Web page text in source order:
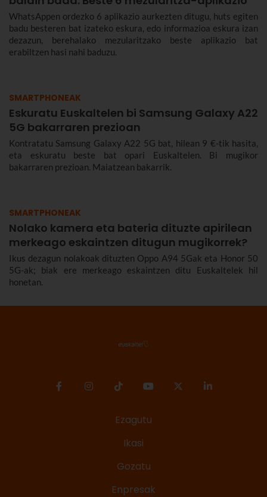
WhatsAppen ordezko 6 aplikazio aurkezten ditugu, huts egiten
badu besteren bat izateko eskura, edo informazioa eskura izan
dezazun, berehalako mezularitzako beste aplikazio bat
erabiltzen hasi nahi baduzu.
SMARTPHONEAK
Eskuratu Euskaltelen bi Samsung Galaxy A22
5G bakarraren prezioan
Kontratatu Samsung Galaxy A22 5G bat, hilean 9 €-tik hasita,
eta eskuratu beste bat opari Euskaltelen. Bi mugikor
bakarraren prezioan. Maiatzean bakarrik.
SMARTPHONEAK
Nolako kamera eta bateria dituzte apirilean
merkeago eskaintzen ditugun mugikorrek?
Ikus dezagun nolakoak dituzten Oppo A94 5Gak eta Honor 50
5G-ak; biak ere merkeago eskaintzen ditu Euskaltelek hil
honetan.
Ezagutu
Ikasi
Gozatu
Enpresak